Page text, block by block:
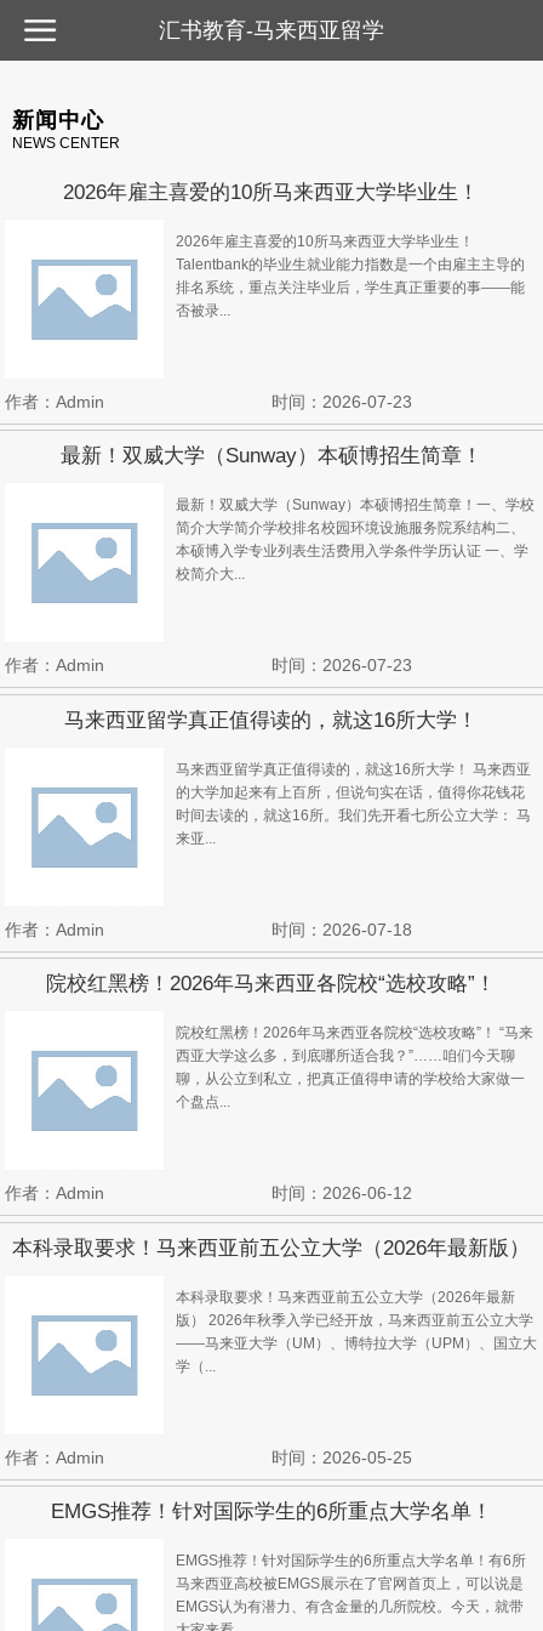
汇书教育-马来西亚留学
汇书教育-马来西亚留学
新闻中心
NEWS CENTER
2026年雇主喜爱的10所马来西亚大学毕业生！
2026年雇主喜爱的10所马来西亚大学毕业生！
Talentbank的毕业生就业能力指数是一个由雇主主导的
排名系统，重点关注毕业后，学生真正重要的事——能
否被录...
作者：Admin 时间：2026-07-23
最新！双威大学（Sunway）本硕博招生简章！
最新！双威大学（Sunway）本硕博招生简章！一、学校
简介大学简介学校排名校园环境设施服务院系结构二、
本硕博入学专业列表生活费用入学条件学历认证 一、学
校简介大...
作者：Admin 时间：2026-07-23
马来西亚留学真正值得读的，就这16所大学！
马来西亚留学真正值得读的，就这16所大学！ 马来西亚
的大学加起来有上百所，但说句实在话，值得你花钱花
时间去读的，就这16所。我们先开看七所公立大学： 马
来亚...
作者：Admin 时间：2026-07-18
院校红黑榜！2026年马来西亚各院校“选校攻略”！
院校红黑榜！2026年马来西亚各院校“选校攻略”！ “马来
西亚大学这么多，到底哪所适合我？”……咱们今天聊
聊，从公立到私立，把真正值得申请的学校给大家做一
个盘点...
作者：Admin 时间：2026-06-12
本科录取要求！马来西亚前五公立大学（2026年最新版）
本科录取要求！马来西亚前五公立大学（2026年最新
版） 2026年秋季入学已经开放，马来西亚前五公立大学
——马来亚大学（UM）、博特拉大学（UPM）、国立大
学（...
作者：Admin 时间：2026-05-25
EMGS推荐！针对国际学生的6所重点大学名单！
EMGS推荐！针对国际学生的6所重点大学名单！有6所
马来西亚高校被EMGS展示在了官网首页上，可以说是
EMGS认为有潜力、有含金量的几所院校。今天，就带